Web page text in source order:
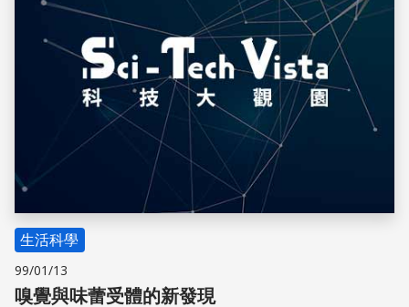
生活科學
99/01/13
嗅覺與味蕾受體的新發現